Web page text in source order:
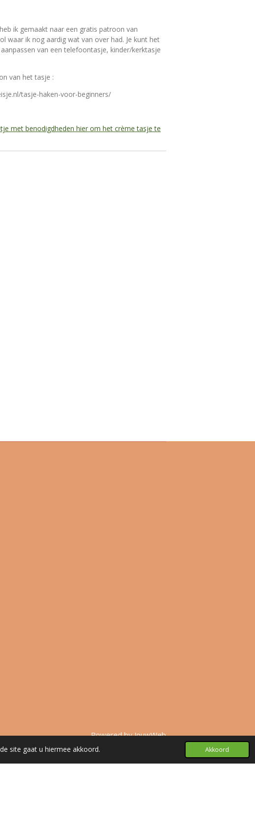
site gaat u hiermee akkoord. Akkoord
ik gemaakt naar een gratis patroon van
waar ik nog aardig wat van over had. Je kunt het
van een telefoontasje, kinder/kerktasje
van het tasje :
tasje-haken-voor-beginners/
met benodigdheden hier om het crème tasje te
Powered byJouwWeb